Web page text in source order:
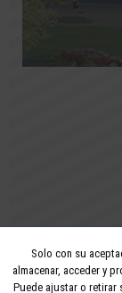
Solo con su
almacenar, acceder y
Puede ajustar o retirar